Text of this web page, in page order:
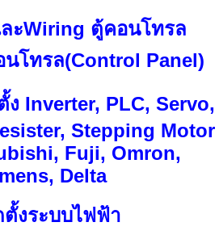
ะWiring ตู้คอนโทรล
โทรล(Control Panel)
Inverter, PLC, Servo,
Stepping Motor
Fuji, Omron,
Delta
งระบบไฟฟ้า